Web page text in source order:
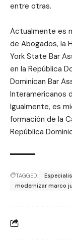
entre otras.
Actualmente es
de Abogados, la
York State Bar
en la República
Dominican Bar
Interamericanos
Igualmente, es
formación de la
República
TAGGED:
modernizar marco